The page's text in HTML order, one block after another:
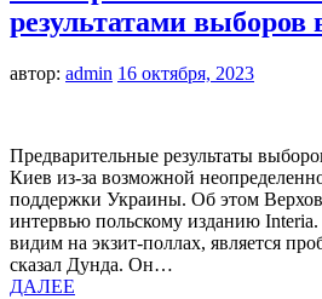
результатами
автор: admin 16 октября, 2023
Предварительные результаты
Киев из-за возможной
поддержки Украины. Об этом
интервью польскому изданию
видим на экзит-поллах, является
сказал Дунда. Он…
ДАЛЕЕ